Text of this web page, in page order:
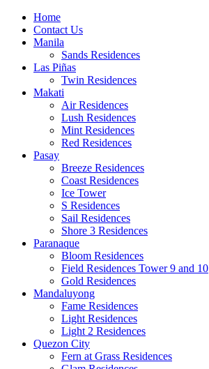
Home
Contact Us
Manila
Sands Residences
Las Piñas
Twin Residences
Makati
Air Residences
Lush Residences
Mint Residences
Red Residences
Pasay
Breeze Residences
Coast Residences
Ice Tower
S Residences
Sail Residences
Shore 3 Residences
Paranaque
Bloom Residences
Field Residences Tower 9 and 10
Gold Residences
Mandaluyong
Fame Residences
Light Residences
Light 2 Residences
Quezon City
Fern at Grass Residences